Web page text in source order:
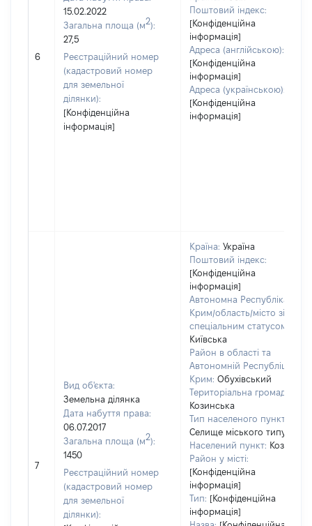
6
15.02.2022
Загальна площа (м2):
27,5
Реєстраційний номер
(кадастровий номер
для земельної
ділянки):
[Конфіденційна
інформація]
Поштовий індекс:
[Конфіденційна
інформація]
Адреса (англійською):
[Конфіденційна
інформація]
Адреса (українською):
[Конфіденційна
інформація]
7
Вид об'єкта:
Земельна ділянка
Дата набуття права:
06.07.2017
Загальна площа (м2):
1450
Реєстраційний номер
(кадастровий номер
для земельної
ділянки):
Країна: Україна
Поштовий індекс:
[Конфіденційна
інформація]
Автономна Республіка
Крим/область/місто зі
спеціальним статусом:
Київська
Район в області та
Автономній Республіці
Крим: Обухівський
Територіальна громада:
Козинська
Тип населеного пункту:
Селище міського типу
Населений пункт: Козин
Район у місті:
[Конфіденційна
інформація]
Тип: [Конфіденційна
інформація]